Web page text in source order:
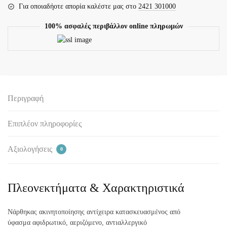
Για οποιαδήοτε απορία καλέστε μας στο 2421 301000
100% ασφαλές περιβάλλον online πληρωμών
Περιγραφή
Επιπλέον πληροφορίες
Αξιολογήσεις 0
Πλεονεκτήματα & Χαρακτηριστικά
Νάρθηκας ακινητοποίησης αντίχειρα κατασκευασμένος από
ύφασμα αφιδρωτικό, αεριζόμενο, αντιαλλεργικό